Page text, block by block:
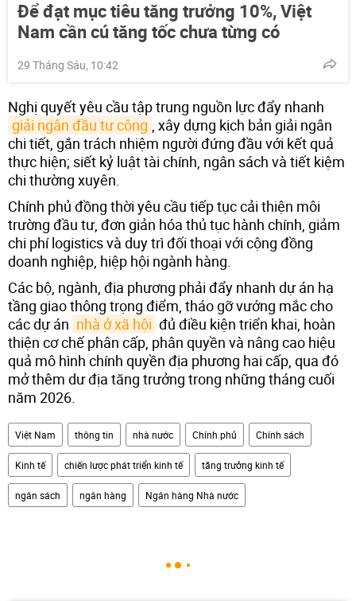
Để đạt mục tiêu tăng trưởng 10%, Việt
Nam cần cú tăng tốc chưa từng có
29 Tháng Sáu, 10:42
Nghị quyết yêu cầu tập trung nguồn lực đẩy nhanh
giải ngân đầu tư công , xây dựng kịch bản giải ngân
chi tiết, gắn trách nhiệm người đứng đầu với kết quả
thực hiện; siết kỷ luật tài chính, ngân sách và tiết kiệm
chi thường xuyên.
Chính phủ đồng thời yêu cầu tiếp tục cải thiện môi
trường đầu tư, đơn giản hóa thủ tục hành chính, giảm
chi phí logistics và duy trì đối thoại với cộng đồng
doanh nghiệp, hiệp hội ngành hàng.
Các bộ, ngành, địa phương phải đẩy nhanh dự án hạ
tầng giao thông trọng điểm, tháo gỡ vướng mắc cho
các dự án nhà ở xã hội đủ điều kiện triển khai, hoàn
thiện cơ chế phân cấp, phân quyền và nâng cao hiệu
quả mô hình chính quyền địa phương hai cấp, qua đó
mở thêm dư địa tăng trưởng trong những tháng cuối
năm 2026.
Việt Nam thông tin nhà nước Chính phủ Chính sách
Kinh tế chiến lược phát triển kinh tế tăng trưởng kinh tế
ngân sách ngân hàng Ngân hàng Nhà nước